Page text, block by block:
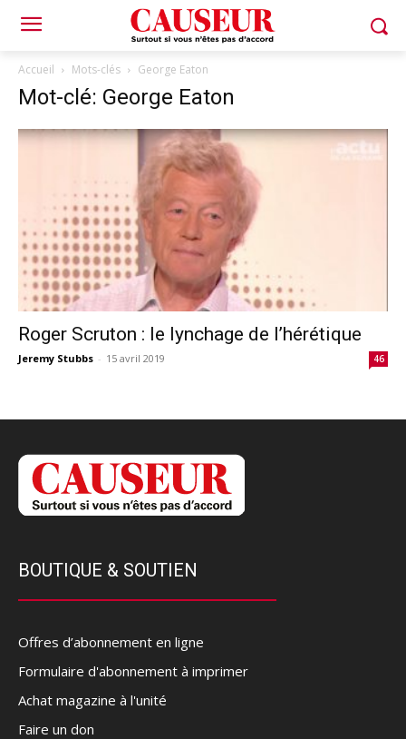
Accueil Mots-clés George Eaton
Mot-clé: George Eaton
Roger Scruton : le lynchage de l’hérétique
Jeremy Stubbs - 15 avril 2019 46
BOUTIQUE & SOUTIEN
Offres d’abonnement en ligne
Formulaire d'abonnement à imprimer
Achat magazine à l'unité
Faire un don